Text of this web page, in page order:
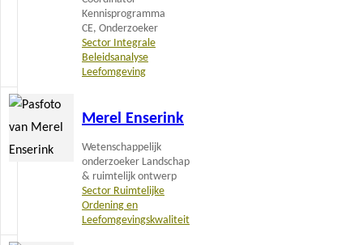
Kennisprogramma
CE, Onderzoeker
Sector Integrale
Beleidsanalyse
Leefomgeving
Merel Enserink
Wetenschappelijk
onderzoeker Landschap
& ruimtelijk ontwerp
Sector Ruimtelijke
Ordening en
Leefomgevingskwaliteit
Lees
meer